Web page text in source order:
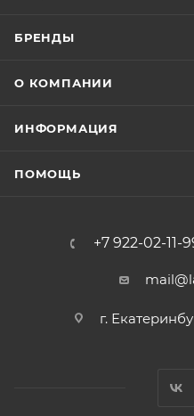
БРЕНДЫ
О КОМПАНИИ
ИНФОРМАЦИЯ
ПОМОЩЬ
+7 922-02-11-
г.